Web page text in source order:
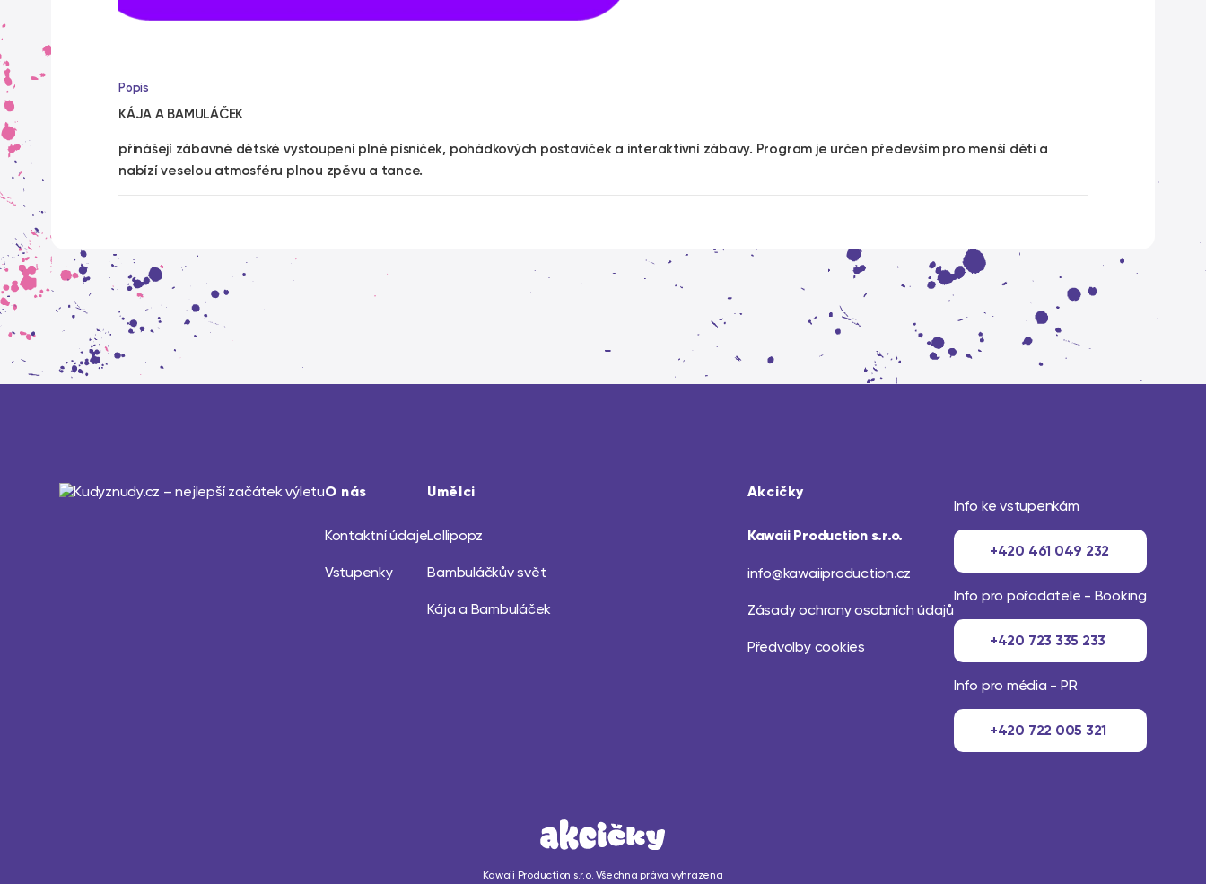
Popis
KÁJA A BAMULÁČEK
přinášejí zábavné dětské vystoupení plné písniček, pohádkových postaviček a interaktivní zábavy. Program je určen především pro menší děti a
nabízí veselou atmosféru plnou zpěvu a tance.
O nás
Kontaktní údaje
Vstupenky
Umělci
Lollipopz
Bambuláčkův svět
Kája a Bambuláček
Akcičky
Kawaii Production s.r.o.
info@kawaiiproduction.cz
Zásady ochrany osobních údajů
Předvolby cookies
Info ke vstupenkám
+420 461 049 232
Info pro pořadatele - Booking
+420 723 335 233
Info pro média - PR
+420 722 005 321
Kawaii Production s.r.o. Všechna práva vyhrazena